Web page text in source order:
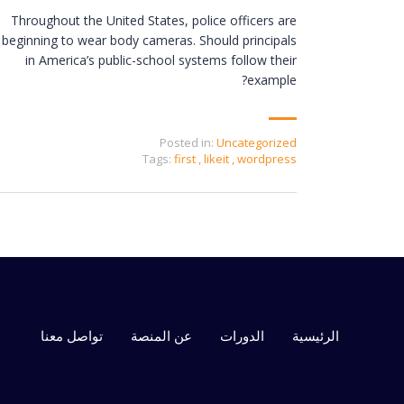
Throughout the United States, police officers are
beginning to wear body cameras. Should principals
in America’s public-school systems follow their
example?
Posted in: Uncategorized
Tags: first ,likeit ,wordpress
الرئيسية الدورات عن المنصة تواصل معنا